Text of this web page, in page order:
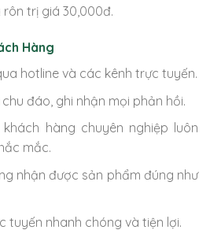
rôn trị giá 30,000đ.
Hàng
hotline và các kênh trực tuyến.
đáo, ghi nhận mọi phản hồi.
hàng chuyên nghiệp luôn
mắc.
nhận được sản phẩm đúng như
tuyến nhanh chóng và tiện lợi.